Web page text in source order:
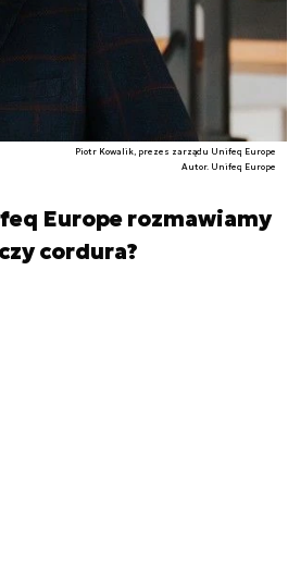
Piotr Kowalik, prezes zarządu Unifeq Europe
Autor. Unifeq Europe
Europe rozmawiamy
cordura?